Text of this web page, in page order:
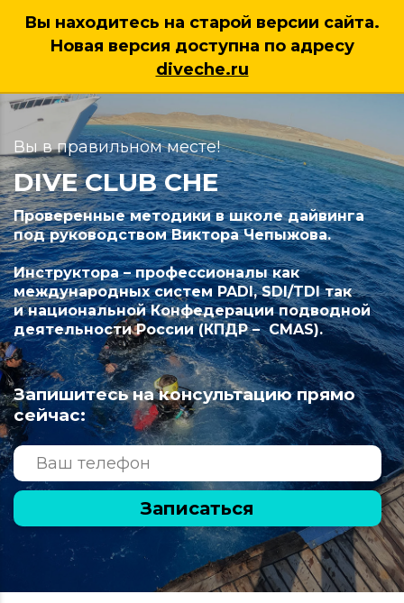
Вы находитесь на старой версии сайта.
Новая версия доступна по адресу
diveche.ru
7 (925) 222 38 95
Вы в правильном месте!
DIVE CLUB CHE
Проверенные методики в школе дайвинга
под руководством Виктора Чепыжова.
Инструктора – профессионалы как
международных систем PADI, SDI/TDI так
и национальной Конфедерации подводной
деятельности России (КПДР – CMAS).
Запишитесь на консультацию прямо
сейчас:
Записаться